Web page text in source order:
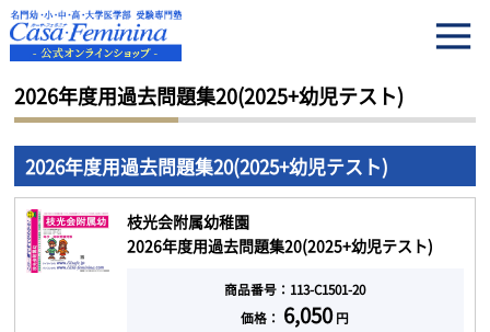
HOME 2026年度用過去問題集20(2025+幼児テスト)
2026年度用過去問題集20(2025+幼児テスト)
2026年度用過去問題集20(2025+幼児テスト)
枝光会附属幼稚園
2026年度用過去問題集20(2025+幼児テスト)
商品番号：113-C1501-20
価格： 6,050円